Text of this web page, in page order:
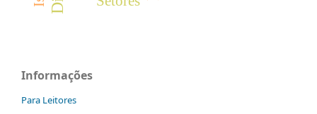
Informações
Para Leitores